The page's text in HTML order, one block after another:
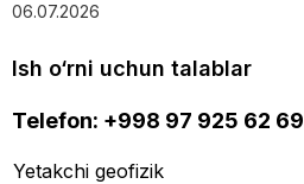
06.07.2026
Ish o‘rni uchun talablar
Telefon: +998 97 925 62 69
Yetakchi geofizik